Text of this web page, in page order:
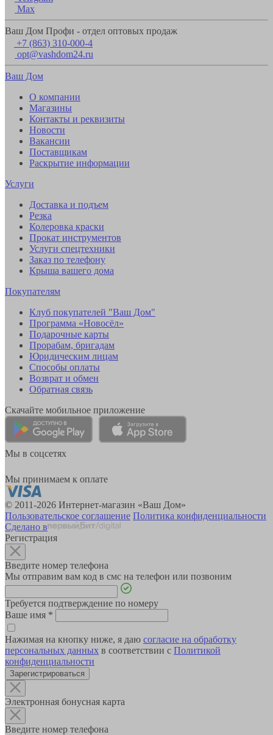
Max
Ваш Дом Профи - отдел оптовых продаж
+7 (863) 310-000-4
opt@vashdom24.ru
Ваш Дом
О компании
Магазины
Контакты и реквизиты
Новости
Вакансии
Поставщикам
Раскрытие информации
Услуги
Доставка и подъем
Резка
Колеровка краски
Прокат инструментов
Услуги спецтехники
Заказ по телефону
Крыша вашего дома
Покупателям
Клуб покупателей "Ваш Дом"
Программа «Новосёл»
Подарочные карты
Прорабам, бригадам
Юридическим лицам
Способы оплаты
Возврат и обмен
Обратная связь
Скачайте мобильное приложение
Мы в соцсетях
Мы принимаем к оплате
© 2011-2026 Интернет-магазин «Ваш Дом»
Пользовательское соглашение Политика конфиденциальности
Сделано в
Регистрация
Введите номер телефона
Мы отправим вам код в смс на телефон или позвоним
Требуется подтверждение по номеру
Ваше имя *
Нажимая на кнопку ниже, я даю согласие на обработку
персональных данных в соответствии с Политикой
конфиденциальности
Зарегистрироваться
Электронная бонусная карта
Введите номер телефона